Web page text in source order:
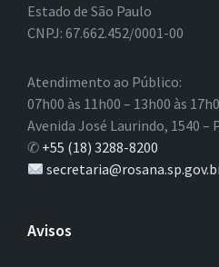
Estado de São Paulo
CNPJ: 67.662.452/0001-00
Atendimento ao Público:
07h00 às 11h00 – 13h00 às
Avenida José Laurindo, 1540 –
✆ +55 (18) 3288-8200
Avisos